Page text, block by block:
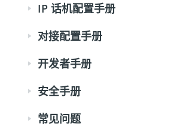
IP 话机配置手册
对接配置手册
开发者手册
安全手册
常见问题